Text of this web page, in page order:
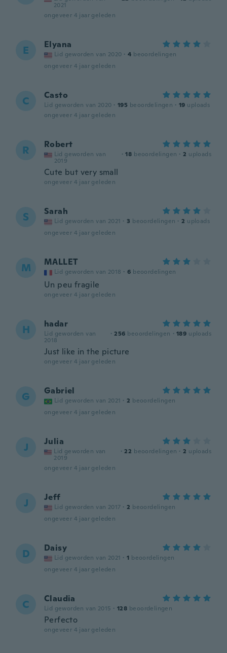
2021
ongeveer 4 jaar geleden
E Elyana
Lid geworden van 2020 · 4 beoordelingen
ongeveer 4 jaar geleden
C Casto
Lid geworden van 2020 · 195 beoordelingen · 19 uploads
ongeveer 4 jaar geleden
R Robert
Lid geworden van
2019
· 18 beoordelingen · 2 uploads
Cute but very small
ongeveer 4 jaar geleden
S Sarah
Lid geworden van 2021 · 3 beoordelingen · 2 uploads
ongeveer 4 jaar geleden
M MALLET
Lid geworden van 2018 · 6 beoordelingen
Un peu fragile
ongeveer 4 jaar geleden
H hadar
Lid geworden van
2018
· 256 beoordelingen · 189 uploads
Just like in the picture
ongeveer 4 jaar geleden
G Gabriel
Lid geworden van 2021 · 2 beoordelingen
ongeveer 4 jaar geleden
J Julia
Lid geworden van
2019
· 22 beoordelingen · 2 uploads
ongeveer 4 jaar geleden
J Jeff
Lid geworden van 2017 · 2 beoordelingen
ongeveer 4 jaar geleden
D Daisy
Lid geworden van 2021 · 1 beoordelingen
ongeveer 4 jaar geleden
C Claudia
Lid geworden van 2015 · 128 beoordelingen
Perfecto
ongeveer 4 jaar geleden